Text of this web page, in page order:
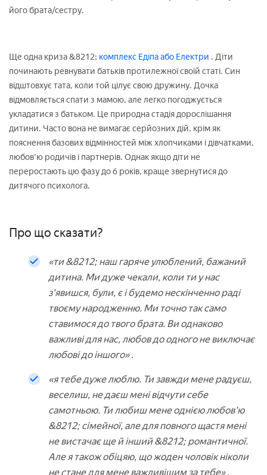
його брата/сестру.
Ще одна криза &8212; комплекс Едіпа або Електри . Діти
починають ревнувати батьків протилежної своїй статі. Син
відштовхує тата, коли той цілує свою дружину. Дочка
відмовляється спати з мамою, але легко погоджується
укладатися з батьком. Це природна стадія дорослішання
дитини. Часто вона не вимагає серйозних дій, крім як
пояснення базових відмінностей між хлопчиками і дівчатками,
любов'ю родичів і партнерів. Однак якщо діти не
переростають цю фазу до 6 років, краще звернутися до
дитячого психолога.
Про що сказати?
«ти &8212; наш гаряче улюблений, бажаний
дитина. Ми дуже чекали, коли ти у нас
з'явишся, були, є і будемо нескінченно раді
твоєму народженню. Ми точно так само
ставимося до твого брата. Ви однаково
важливі для нас, любов до одного не виключає
любові до іншого».
«я тебе дуже люблю. Ти завжди мене радуєш,
веселиш, не даєш мені відчути себе
самотньою. Ти любиш мене однією любов'ю
&8212; сімейної, але для повного щастя мені
не вистачає ще й інший &8212; романтичної.
Але я також обіцяю, що жоден чоловік ніколи
не стане для мене важливішим за тебе».